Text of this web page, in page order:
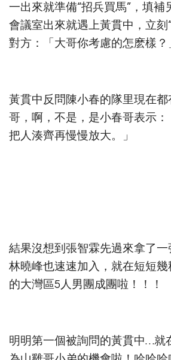
一出來就準備“招兵買馬”，填補
會議室出來就遇上黃貫中，立刻
對方：「大哥你考慮的怎麽樣？
黃貫中反問陳小春的隊里現在
哥，啊，不是，是小春哥表示
把人湊齊再慢慢放大。」
結果沒想到張智霖先過來拿了
林曉峰也速速加入，就在短短
的大灣區5人男團成團啦！！！
明明第一個被詢問的黃貫中…就